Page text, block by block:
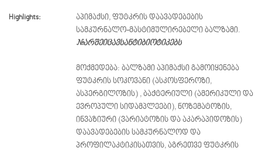
Highlights:
აპიმაქსი, ფუტკრის დაავადებების
სამკურნალო-მასტიმულირებელი ბალზამი.
#არშეიცავსანტიბიოტიკებს
მოქმედება: ბალზამი აპიმაქსი გამოიყენება
ფუტკრის სოკოვანი (ასკოსფეროზი,
ასპერგილოზის) , ბაქტერიული (ამერიკული და
ევროპული სიდამპლეები), ნოზემატოზის,
ინვაზიური (ვარიატოზის და აკარაპიდოზის)
დაავადებების სამკურნალოდ და
პროფილაკტიკისათვის, აგრეთვე ფუტკრის